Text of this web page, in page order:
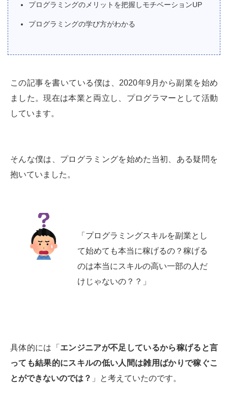
プログラミングのメリットを把握しモチベーションUP
プログラミングの学び方がわかる
この記事を書いている僕は、2020年9月から副業を始め
ました。現在は本業と両立し、プログラマーとして活動
しています。
そんな僕は、プログラミングを始めた当初、ある疑問を
抱いていました。
「プログラミングスキルを副業とし
て始めても本当に稼げるの？稼げる
のは本当にスキルの高い一部の人だ
けじゃないの？？」
具体的には「 エンジニアが不足しているから稼げると言
っても結果的にスキルの低い人間は雑用ばかりで稼ぐこ
とができないのでは？ 」と考えていたのです。